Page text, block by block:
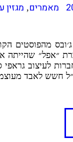
מאמרים , מגזין
״אפל״ שהייתה
לעיצוב
חשש לאבד